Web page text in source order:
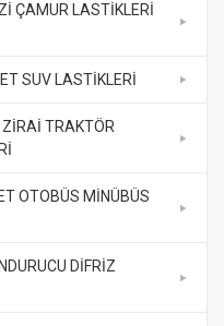
ÇAMUR LASTİKLERİ
SUV LASTİKLERİ
TRAKTÖR
OTOBÜS MİNÜBÜS
DİFRİZ